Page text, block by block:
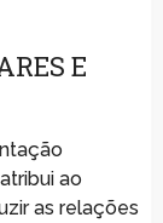
E
ao
as relações